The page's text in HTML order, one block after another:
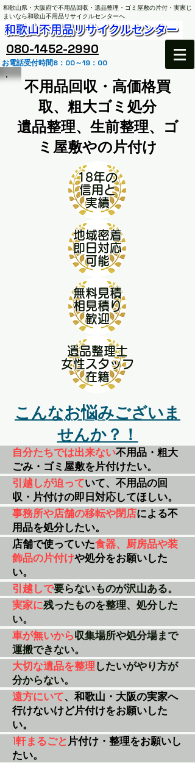
和歌山県・大阪府で不用品回収・遺品整理・ゴミ屋敷の片付・実家じ
まいなら和歌山不用品リサイクルセンターへ
​080-1452-2990
お電話受付時間8：00～19：00
不用品回収・高価格買
取、粗大ゴミ処分
遺品整理、生前整理、ゴ
ミ屋敷やの片付け
こんなお悩みございま
せんか？！
自分たちでは出来ない不用品・粗大
ごみ・ゴミ屋敷を片付けたい。
引越しが迫っていて、​不用品の回
収・片付けの即日対応してほしい。
事務所や店舗の移転や閉店による不
用品を処分したい。
店舗で使っていた食器、厨房品や装
飾品の片付けや処分をお願いした
い。
引越しで要らないものが沢山ある。
実家に残ったものを整理、処分した
い。
車が無いから収集場所や処分場まで
運搬できない。
大切な遺品を整理したいがやり方が
分からない。
遠方にいて、和歌山・大阪の実家へ
行けないけど片付けをお願いした
い。
1軒まるごと片付け・整理をお願いし
たい。
18年の
​信用と
実績
地域密着
​即日対応
​可能
無料見積
相見積り
歓迎
遺品整理士
女性スタッフ
​在籍